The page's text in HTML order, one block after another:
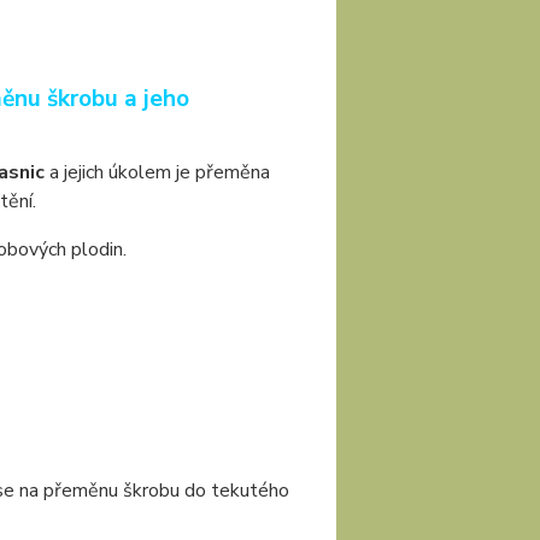
škrobu a jeho
a jejich úkolem je přeměna
plodin.
na přeměnu škrobu do tekutého